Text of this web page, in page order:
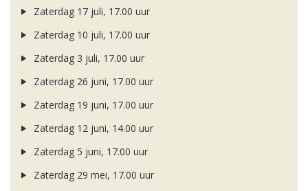
Zaterdag 17 juli, 17.00 uur
Zaterdag 10 juli, 17.00 uur
Zaterdag 3 juli, 17.00 uur
Zaterdag 26 juni, 17.00 uur
Zaterdag 19 juni, 17.00 uur
Zaterdag 12 juni, 14.00 uur
Zaterdag 5 juni, 17.00 uur
Zaterdag 29 mei, 17.00 uur